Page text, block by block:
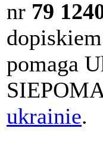
nr 79
pomaga
ukrainie.